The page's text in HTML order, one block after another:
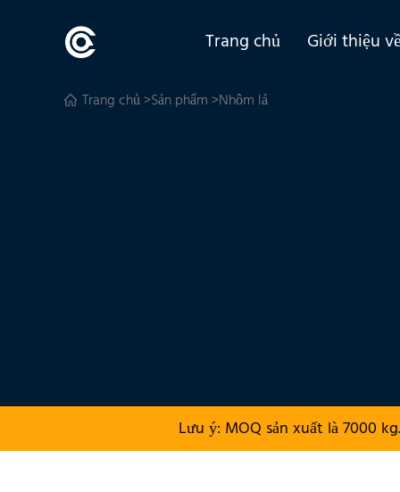
Trang chủ Giới thiệu
Trang chủ>Sản phẩm>Nhôm lá
Lưu ý: MOQ sản xuất là 7000